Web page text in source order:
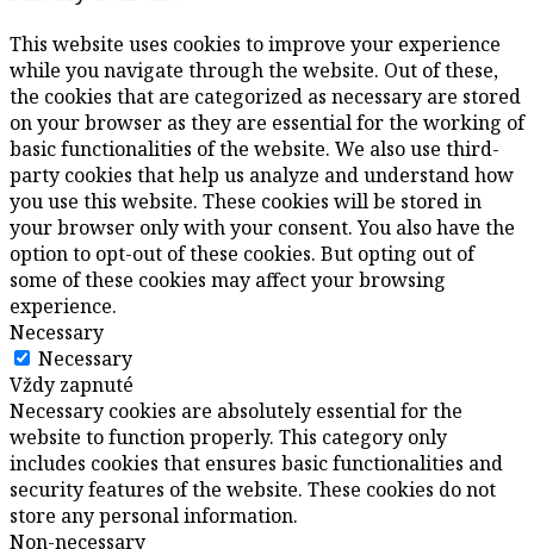
This website uses cookies to improve your experience
while you navigate through the website. Out of these,
the cookies that are categorized as necessary are stored
on your browser as they are essential for the working of
basic functionalities of the website. We also use third-
party cookies that help us analyze and understand how
you use this website. These cookies will be stored in
your browser only with your consent. You also have the
option to opt-out of these cookies. But opting out of
some of these cookies may affect your browsing
experience.
Necessary
Necessary
Vždy zapnuté
Necessary cookies are absolutely essential for the
website to function properly. This category only
includes cookies that ensures basic functionalities and
security features of the website. These cookies do not
store any personal information.
Non-necessary